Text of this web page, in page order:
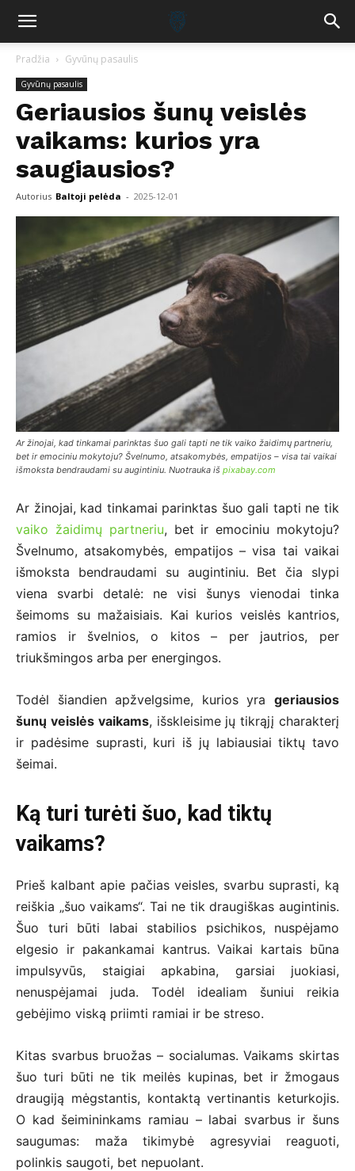
Pradžia Gyvūnų pasaulis
Gyvūnų pasaulis
Geriausios šunų veislės
vaikams: kurios yra
saugiausios?
Autorius Baltoji pelėda - 2025-12-01
Ar žinojai, kad tinkamai parinktas šuo gali tapti ne tik vaiko žaidimų partneriu,
bet ir emociniu mokytoju? Švelnumo, atsakomybės, empatijos – visa tai vaikai
išmoksta bendraudami su augintiniu. Nuotrauka iš pixabay.com
Ar žinojai, kad tinkamai parinktas šuo gali tapti ne tik
vaiko žaidimų partneriu, bet ir emociniu mokytoju?
Švelnumo, atsakomybės, empatijos – visa tai vaikai
išmoksta bendraudami su augintiniu. Bet čia slypi
viena svarbi detalė: ne visi šunys vienodai tinka
šeimoms su mažaisiais. Kai kurios veislės kantrios,
ramios ir švelnios, o kitos – per jautrios, per
triukšmingos arba per energingos.
Todėl šiandien apžvelgsime, kurios yra geriausios
šunų veislės vaikams, išskleisime jų tikrąjį charakterį
ir padėsime suprasti, kuri iš jų labiausiai tiktų tavo
šeimai.
Ką turi turėti šuo, kad tiktų
vaikams?
Prieš kalbant apie pačias veisles, svarbu suprasti, ką
reiškia „šuo vaikams“. Tai ne tik draugiškas augintinis.
Šuo turi būti labai stabilios psichikos, nuspėjamo
elgesio ir pakankamai kantrus. Vaikai kartais būna
impulsyvūs, staigiai apkabina, garsiai juokiasi,
nenuspėjamai juda. Todėl idealiam šuniui reikia
gebėjimo viską priimti ramiai ir be streso.
Kitas svarbus bruožas – socialumas. Vaikams skirtas
šuo turi būti ne tik meilės kupinas, bet ir žmogaus
draugiją mėgstantis, kontaktą vertinantis keturkojis.
O kad šeimininkams ramiau – labai svarbus ir šuns
saugumas: maža tikimybė agresyviai reaguoti,
polinkis saugoti, bet nepuolant.